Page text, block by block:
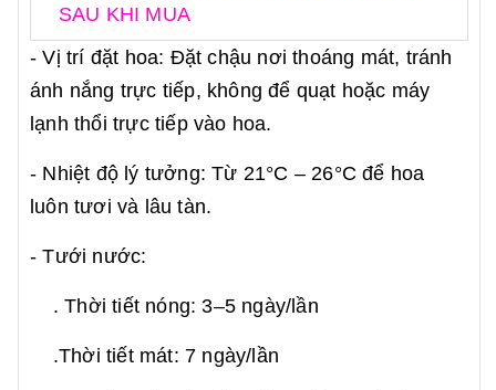
SAU KHI MUA
- Vị trí đặt hoa: Đặt chậu nơi thoáng mát, tránh
ánh nắng trực tiếp, không để quạt hoặc máy
lạnh thổi trực tiếp vào hoa.
- Nhiệt độ lý tưởng: Từ 21°C – 26°C để hoa
luôn tươi và lâu tàn.
- Tưới nước:
. Thời tiết nóng: 3–5 ngày/lần
.Thời tiết mát: 7 ngày/lần